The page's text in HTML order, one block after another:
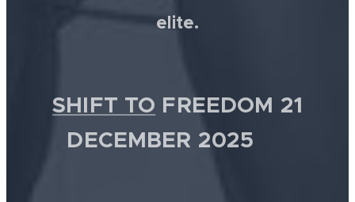
elite.
SHIFT TO FREEDOM 21
DECEMBER 2025 💫